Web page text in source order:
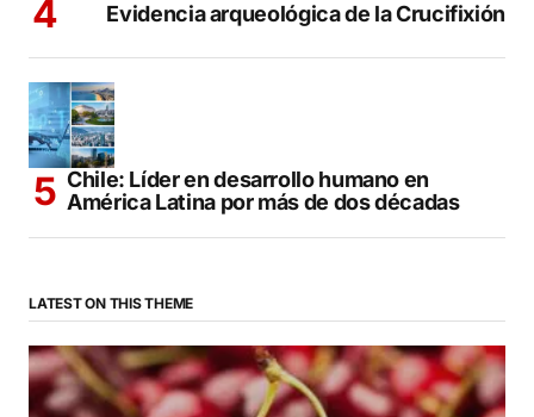
Evidencia arqueológica de la Crucifixión
Chile: Líder en desarrollo humano en
América Latina por más de dos décadas
LATEST ON THIS THEME